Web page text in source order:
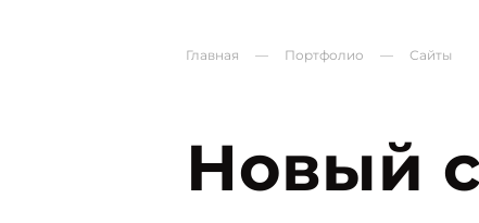
Главная — Портфолио — Сайты
Новый